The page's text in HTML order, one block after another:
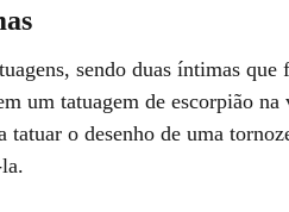
sendo duas íntimas
um tatuagem de escorpião
tatuar o desenho de uma